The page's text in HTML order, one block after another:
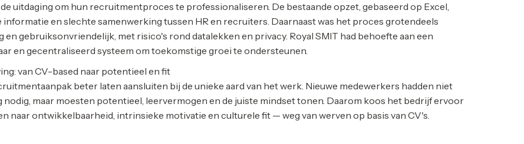
uitdaging om hun recruitmentproces te professionaliseren. De bestaande opzet, gebaseerd op Excel,
en slechte samenwerking tussen HR en recruiters. Daarnaast was het proces grotendeels
en gebruiksonvriendelijk, met risico's rond datalekken en privacy. Royal SMIT had behoefte aan een
en gecentraliseerd systeem om toekomstige groei te ondersteunen.
van CV-based naar potentieel en fit
beter laten aansluiten bij de unieke aard van het werk. Nieuwe medewerkers hadden niet
nodig, maar moesten potentieel, leervermogen en de juiste mindset tonen. Daarom koos het bedrijf ervoor
naar ontwikkelbaarheid, intrinsieke motivatie en culturele fit — weg van werven op basis van CV's.